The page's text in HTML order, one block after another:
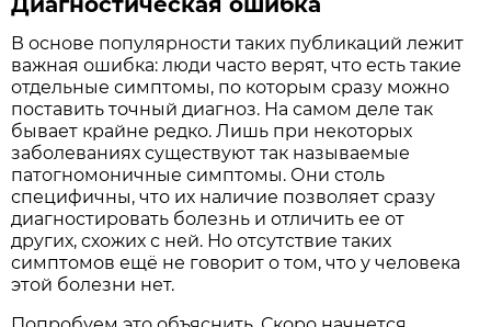
В основе популярности таких публикаций лежит
важная ошибка: люди часто верят, что есть такие
отдельные симптомы, по которым сразу можно
поставить точный диагноз. На самом деле так
бывает крайне редко. Лишь при некоторых
заболеваниях существуют так называемые
патогномоничные симптомы. Они столь
специфичны, что их наличие позволяет сразу
диагностировать болезнь и отличить ее от
других, схожих с ней. Но отсутствие таких
симптомов ещё не говорит о том, что у человека
этой болезни нет.